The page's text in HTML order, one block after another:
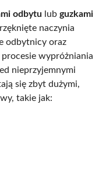
odbytu lub guzkami
naczynia
odbytnicy oraz
wypróżniania
nieprzyjemnymi
się zbyt dużymi,
takie jak: